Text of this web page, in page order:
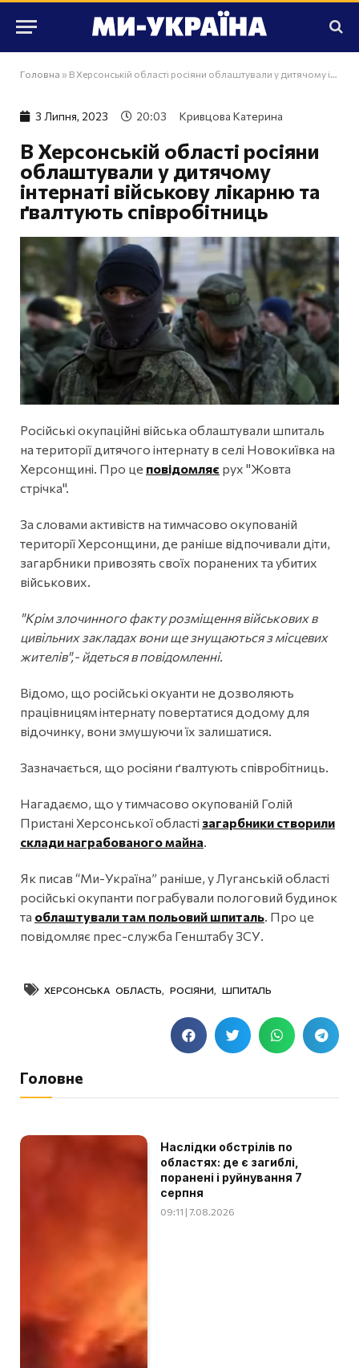
Головна » В Херсонській області росіяни облаштували у дитячому інтернаті військову лікарню та ґвалтують співробітниць
3 Липня, 2023 20:03 Кривцова Катерина
В Херсонській області росіяни
облаштували у дитячому
інтернаті військову лікарню та
ґвалтують співробітниць
Російські окупаційні війська облаштували шпиталь
на території дитячого інтернату в селі Новокиївка на
Херсонщині. Про це повідомляє рух "Жовта
стрічка".
За словами активіств на тимчасово окупованій
території Херсонщини, де раніше відпочивали діти,
загарбники привозять своїх поранених та убитих
військових.
"Крім злочинного факту розміщення військових в
цивільних закладах вони ще знущаються з місцевих
жителів",- йдеться в повідомленні.
Відомо, що російські окуанти не дозволяють
працівницям інтернату повертатися додому для
відочинку, вони змушуючи їх залишатися.
Зазначається, що росіяни ґвалтують співробітниць.
Нагадаємо, що у тимчасово окупованій Голій
Пристані Херсонської області загарбники створили
склади награбованого майна
Як писав “Ми-Україна” раніше, у Луганській області
російські окупанти пограбували пологовий будинок
та облаштували там польовий шпиталь . Про це
повідомляє прес-служба Генштабу ЗСУ.
ХЕРСОНСЬКА ОБЛАСТЬ РОСІЯНИ ШПИТАЛЬ
Головне
Наслідки обстрілів по
областях: де є загиблі,
поранені і руйнування 7
серпня
09:11 | 7.08.2026